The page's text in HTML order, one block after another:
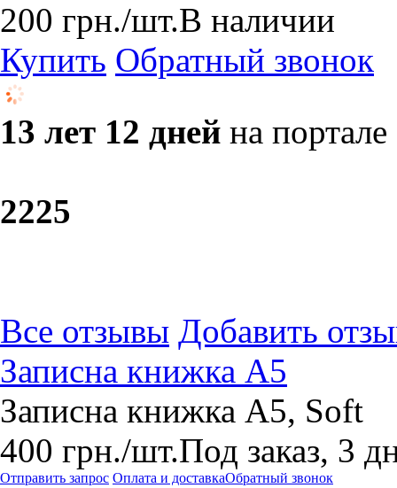
200 грн./шт.В наличии
Купить Обратный звонок
13 лет 12 дней на портале
2225
Все отзывы Добавить
Записна книжка А5
Записна книжка А5, Soft
400 грн./шт.Под заказ, 3
Отправить запрос Оплата и доставкаОбратный звонок